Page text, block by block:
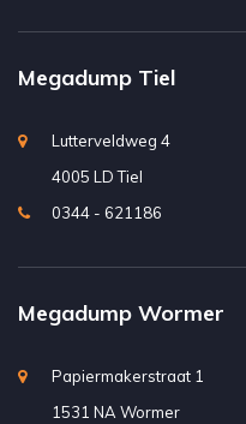
Megadump Tiel
Lutterveldweg 4
4005 LD Tiel
0344 - 621186
Megadump Wormer
Papiermakerstraat 1
1531 NA Wormer